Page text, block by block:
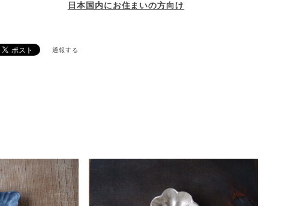
日本国内にお住まいの方向け
通報する